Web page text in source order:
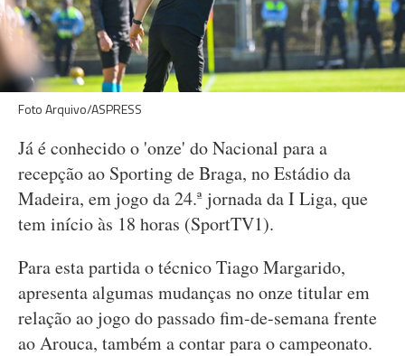
Foto Arquivo/ASPRESS
Já é conhecido o 'onze' do Nacional para a
recepção ao Sporting de Braga, no Estádio da
Madeira, em jogo da 24.ª jornada da I Liga, que
tem início às 18 horas (SportTV1).
Para esta partida o técnico Tiago Margarido,
apresenta algumas mudanças no onze titular em
relação ao jogo do passado fim-de-semana frente
ao Arouca, também a contar para o campeonato.